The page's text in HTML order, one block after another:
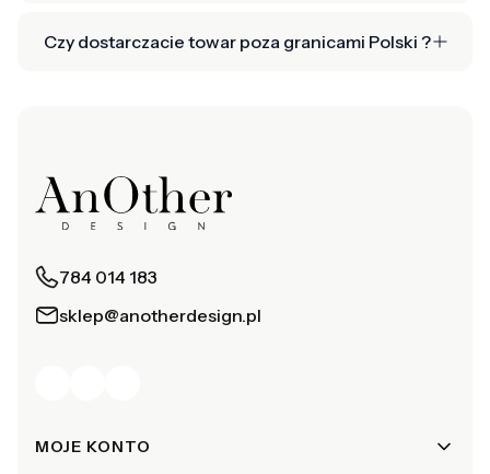
Czy dostarczacie towar poza granicami Polski ?
784 014 183
sklep@anotherdesign.pl
Linki w stopce
MOJE KONTO